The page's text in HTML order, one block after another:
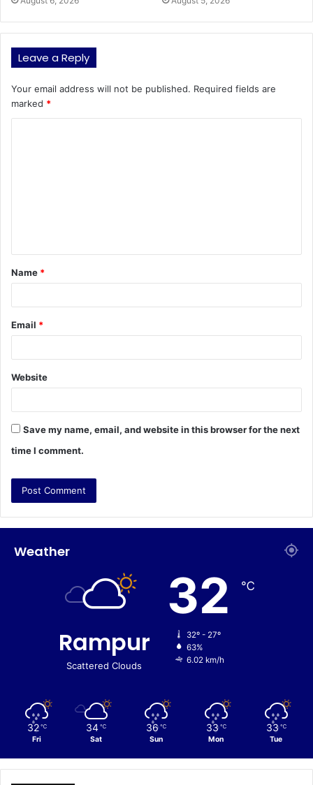
Leave a Reply
Your email address will not be published. Required fields are
marked *
t
*
Name *
Email *
Website
Save my name, email, and website in this browser for the next
time I comment.
Weather
Rampur
Scattered Clouds
32 ℃
32º - 27º
63%
6.02 km/h
32 ℃
Fri
34 ℃
Sat
36 ℃
Sun
33 ℃
Mon
33 ℃
Tue